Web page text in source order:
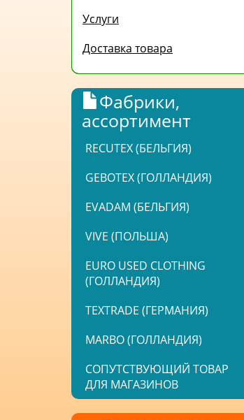
Услуги
Доставка товара
Фабрики,
ассортимент
RECUTEX (БЕЛЬГИЯ)
GEBOTEX (ГОЛЛАНДИЯ)
EVADAM (БЕЛЬГИЯ)
VIVE (ПОЛЬША)
EURO USED CLOTHING
(ГОЛЛАНДИЯ)
TEXTRADE (ГЕРМАНИЯ)
MARBO (ГОЛЛАНДИЯ)
СОПУТСТВУЮЩИЙ ТОВАР
ДЛЯ МАГАЗИНОВ